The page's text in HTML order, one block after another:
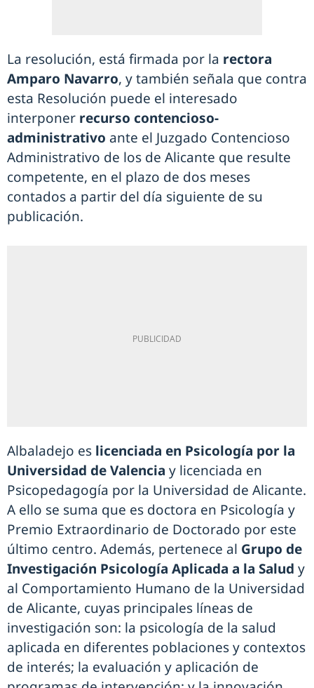
La resolución, está firmada por la rectora
Amparo Navarro, y también señala que contra
esta Resolución puede el interesado
interponer recurso contencioso-
administrativo ante el Juzgado Contencioso
Administrativo de los de Alicante que resulte
competente, en el plazo de dos meses
contados a partir del día siguiente de su
publicación.
Albaladejo es licenciada en Psicología por la
Universidad de Valencia y licenciada en
Psicopedagogía por la Universidad de Alicante.
A ello se suma que es doctora en Psicología y
Premio Extraordinario de Doctorado por este
último centro. Además, pertenece al Grupo de
Investigación Psicología Aplicada a la Salud y
al Comportamiento Humano de la Universidad
de Alicante, cuyas principales líneas de
investigación son: la psicología de la salud
aplicada en diferentes poblaciones y contextos
de interés; la evaluación y aplicación de